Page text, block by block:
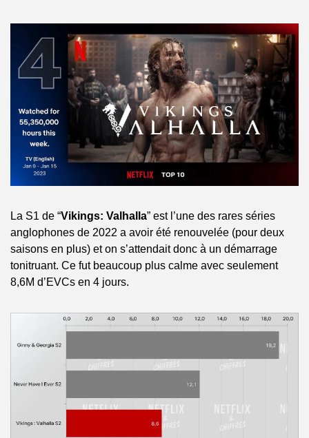
La S1 de “Vikings: Valhalla” est l’une des rares séries
anglophones de 2022 a avoir été renouvelée (pour deux
saisons en plus) et on s’attendait donc à un démarrage
tonitruant. Ce fut beaucoup plus calme avec seulement
8,6M d’EVCs en 4 jours.